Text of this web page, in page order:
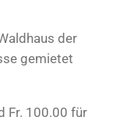
der
gemietet
Fr. 100.00 für